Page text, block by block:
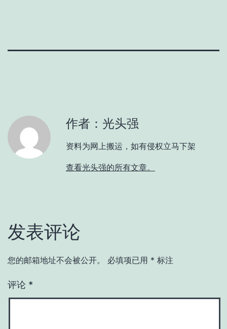
作者：光头强
资料为网上搬运，如有侵权立马下架
查看光头强的所有文章。
发表评论
您的邮箱地址不会被公开。 必填项已用 * 标注
评论 *